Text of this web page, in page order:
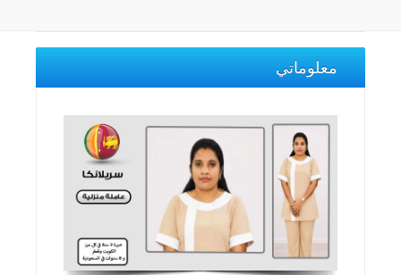
معلوماتي